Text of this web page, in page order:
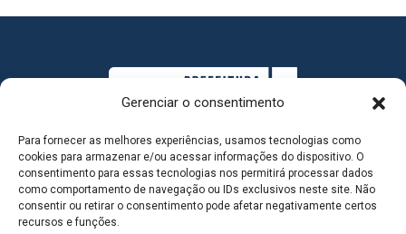
Gerenciar o consentimento
Para fornecer as melhores experiências, usamos tecnologias como
cookies para armazenar e/ou acessar informações do dispositivo. O
consentimento para essas tecnologias nos permitirá processar dados
como comportamento de navegação ou IDs exclusivos neste site. Não
consentir ou retirar o consentimento pode afetar negativamente certos
recursos e funções.
MAPA DO SITE